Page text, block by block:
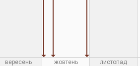
вересень жовтень листопад